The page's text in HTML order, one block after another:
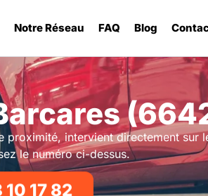
Notre Réseau FAQ Blog
proximité, intervient directement sur
le numéro ci-dessus.
17 82